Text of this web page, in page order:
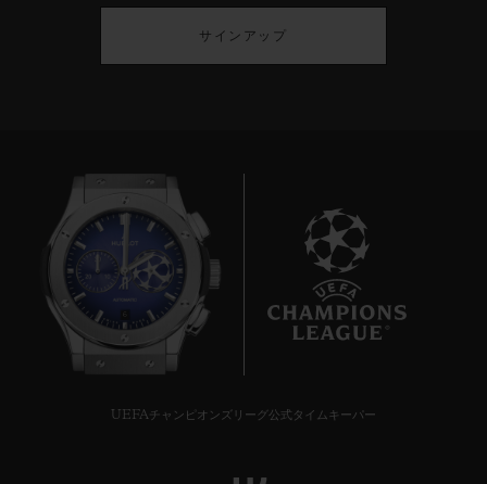
サインアップ
UEFAチャンピオンズリーグ公式タイムキーパー